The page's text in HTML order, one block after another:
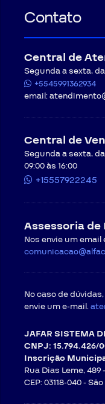
Contato
Central de
Segunda a sexta,
+5545991362934
email:
Central de
Segunda a sexta,
09:00 às 16:00
+15557922245
Assessoria
Nos envie um email
No caso de
envie um e-mail.
JAFAR SISTEMA
CNPJ: 15.794.426/
Inscrição
Rua Dias Leme,
CEP: 03118-040 -São